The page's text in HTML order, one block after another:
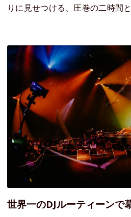
りに見せつける、圧巻の二時間と
世界一のDJルーティーンで